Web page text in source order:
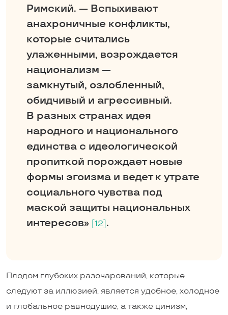
Римский. — Вспыхивают
анахроничные конфликты,
которые считались
улаженными, возрождается
национализм —
замкнутый, озлобленный,
обидчивый и агрессивный.
В разных странах идея
народного и национального
единства с идеологической
пропиткой порождает новые
формы эгоизма и ведет к утрате
социального чувства под
маской защиты национальных
интересов» [12] .
Плодом глубоких разочарований, которые
следуют за иллюзией, является удобное, холодное
и глобальное равнодушие, а также цинизм,